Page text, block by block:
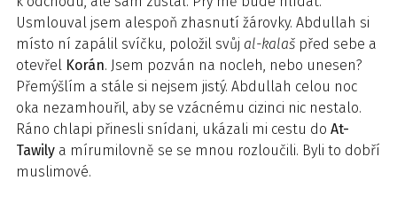
Usmlouval jsem alespoň zhasnutí žárovky. Abdullah si
místo ní zapálil svíčku, položil svůj al-kalaš před sebe a
otevřel Korán. Jsem pozván na nocleh, nebo unesen?
Přemýšlím a stále si nejsem jistý. Abdullah celou noc
oka nezamhouřil, aby se vzácnému cizinci nic nestalo.
Ráno chlapi přinesli snídani, ukázali mi cestu do At-
Tawily a mírumilovně se se mnou rozloučili. Byli to dobří
muslimové.